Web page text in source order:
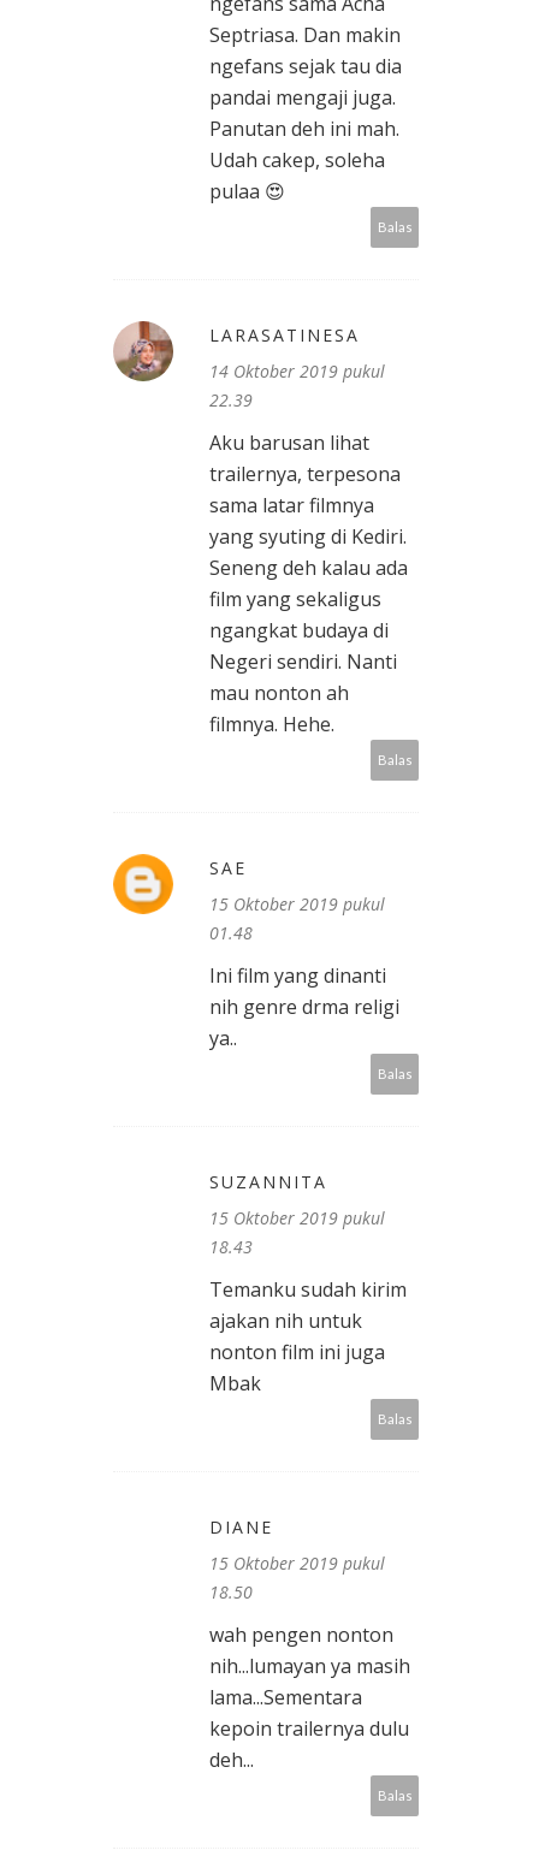
Septriasa. Dan makin
ngefans sejak tau dia
pandai mengaji juga.
Panutan deh ini mah.
Udah cakep, soleha
pulaa 😍
Balas
LARASATINESA
14 Oktober 2019 pukul
22.39
Aku barusan lihat
trailernya, terpesona
sama latar filmnya
yang syuting di Kediri.
Seneng deh kalau ada
film yang sekaligus
ngangkat budaya di
Negeri sendiri. Nanti
mau nonton ah
filmnya. Hehe.
Balas
SAE
15 Oktober 2019 pukul
01.48
Ini film yang dinanti
nih genre drma religi
ya..
Balas
SUZANNITA
15 Oktober 2019 pukul
18.43
Temanku sudah kirim
ajakan nih untuk
nonton film ini juga
Mbak
Balas
DIANE
15 Oktober 2019 pukul
18.50
wah pengen nonton
nih...lumayan ya masih
lama...Sementara
kepoin trailernya dulu
deh...
Balas